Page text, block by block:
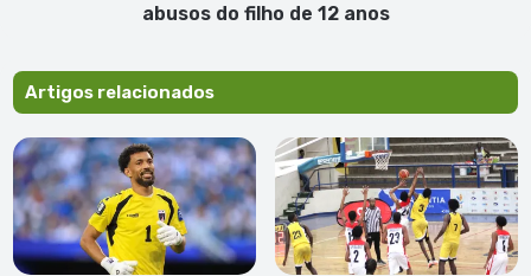
de
12
anos
abusos do filho de 12 anos
Artigos relacionados